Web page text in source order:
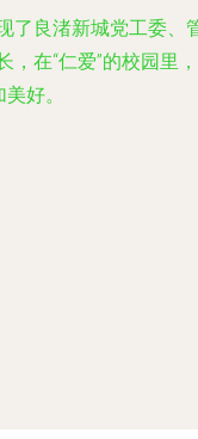
良渚新城党工委
在“仁爱”的校园里
好。